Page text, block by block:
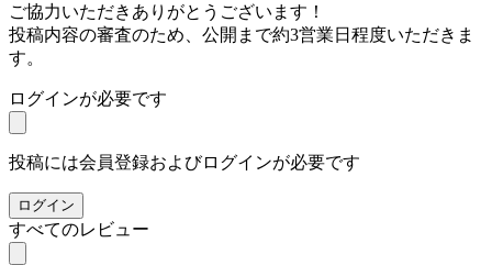
ご協力いただきありがとうございます！
投稿内容の審査のため、公開まで約3営業日程度いただきま
す。
ログインが必要です
投稿には会員登録およびログインが必要です
ログイン
すべてのレビュー